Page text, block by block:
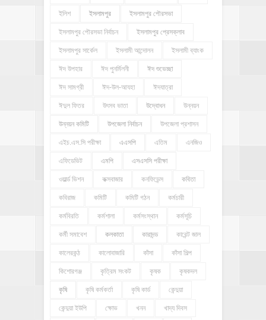
ইলিশ ইসলামপুর ইসলামপুর পৌরসভা
ইসলামপুর পৌরসভা নির্বাচন ইসলামপুর প্রেসক্লাব
ইসলামপুর সার্কেল ইসলামী আন্দোলন ইসলামী ব্যাংক
ঈদ উপহার ঈদ পুনর্মিলনী ঈদ শুভেচ্ছা
ঈদ সামগ্রী ঈদ-উল-আযহা ঈদযাত্রা
ঈদুল ফিতর উৎসব ভাতা উদ্বোধন উন্নয়ন
উন্নয়ন কমিটি উপজেলা নির্বাচন উপজেলা প্রশাসন
এইচ.এস.সি পরীক্ষা এএসপি এতিম এনজিও
এফিডেভিট এমপি এসএসসি পরীক্ষা
ওয়ার্ল্ড ভিশন কক্সবাজার কনফিডেন্স কবিতা
কবিরাজ কমিটি কমিটি গঠন কর্মচারী
কর্মবিরতি কর্মশালা কর্মসংস্থান কর্মসূচি
কর্মী সমাবেশ কলকাতা কারাদন্ড কারেন্ট জাল
কালেরকন্ঠ কালোবাজারি কাঁসা কাঁসা শিল্প
কিশোরগঞ্জ কৃত্রিম সংকট কৃষক কৃষকদল
কৃষি কৃষি কর্মকর্তা কৃষি কার্ড কেন্দুয়া
কেন্দুয়া ইউপি ক্ষোভ খনন খাদ্য দিবস